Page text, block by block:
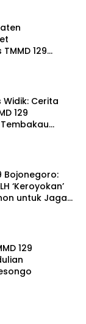
129
Cerita
129
Bojonegoro:
‘Keroyokan’
untuk Jaga
129